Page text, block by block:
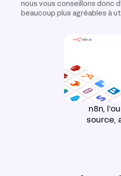
nous vous conseillons donc
beaucoup plus agréables à
n8n,
source,